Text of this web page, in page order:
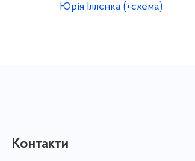
Юрія Іллєнка (+схема)
Контакти